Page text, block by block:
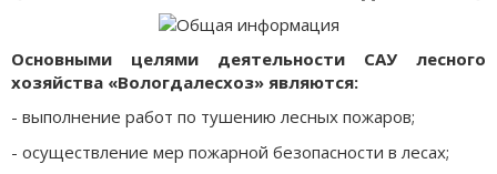
Основными целями деятельности САУ лесного
хозяйства «Вологдалесхоз» являются:
- выполнение работ по тушению лесных пожаров;
- осуществление мер пожарной безопасности в лесах;